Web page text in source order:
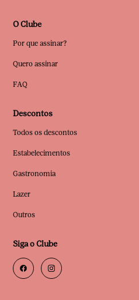
O Clube
Por que assinar?
Quero assinar
FAQ
Descontos
Todos os descontos
Estabelecimentos
Gastronomia
Lazer
Outros
Siga o Clube